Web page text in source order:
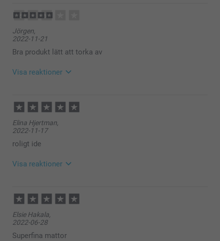
feedback från våra kunder som gör att vi kan bli ännu
Varma hälsningar,
Miia @smartphoto
Jörgen,
2022-11-21
Bra produkt lätt att torka av
Visa reaktioner
14:31
Hej Jörgen,
Visst är det kul med en personlig dörrmatta som är
enkel att torka och som håller smutsen borta från
Varma hälsningar
Elina Hjertman,
2022-11-17
roligt ide
Visa reaktioner
09:43
Hej Elina
Stort tack för dina 5 stjärnor och omdöme, kul att du
är nöjd med din dörrmatta.
Elsie Hakala,
2022-06-28
Superfina mattor